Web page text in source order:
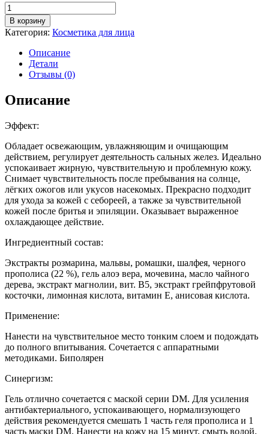
Количество
товара
Гель
прополис
DM
Propolis
В корзину
Категория: Косметика для лица
Описание
Детали
Отзывы (0)
Описание
Эффект:
Обладает освежающим, увлажняющим и очищающим
действием, регулирует деятельность сальных желез. Идеально
успокаивает жирную, чувствительную и проблемную кожу.
Снимает чувствительность после пребывания на солнце,
лёгких ожогов или укусов насекомых. Прекрасно подходит
для ухода за кожей с себореей, а также за чувствительной
кожей после бритья и эпиляции. Оказывает выраженное
охлаждающее действие.
Ингредиентный состав:
Экстракты розмарина, мальвы, ромашки, шалфея, черного
прополиса (22 %), гель алоэ вера, мочевина, масло чайного
дерева, экстракт магнолии, вит. В5, экстракт грейпфрутовой
косточки, лимонная кислота, витамин Е, анисовая кислота.
Применение:
Нанести на чувствительное место тонким слоем и подождать
до полного впитывания. Сочетается с аппаратными
методиками. Биполярен
Синергизм:
Гель отлично сочетается с маской серии DM. Для усиления
антибактериального, успокаивающего, нормализующего
действия рекомендуется смешать 1 часть геля прополиса и 1
часть маски DM. Нанести на кожу на 15 минут, смыть водой.